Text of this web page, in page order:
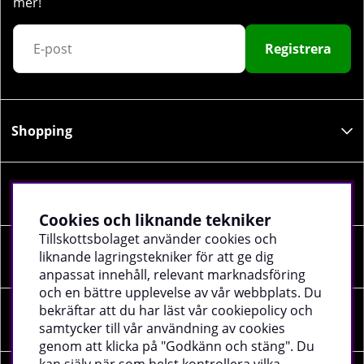
Registrera
Shopping
Sociala medier
Företagsuppgifter
Cookies och liknande tekniker
Tillskottsbolaget använder cookies och
liknande lagringstekniker för att ge dig
anpassat innehåll, relevant marknadsföring
och en bättre upplevelse av vår webbplats. Du
bekräftar att du har läst vår cookiepolicy och
samtycker till vår användning av cookies
genom att klicka på "Godkänn och stäng". Du